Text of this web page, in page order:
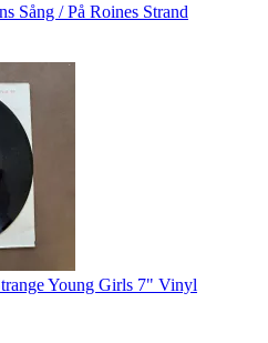
Sång / På Roines Strand
Young Girls 7" Vinyl